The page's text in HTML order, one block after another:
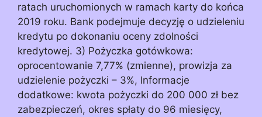
ratach uruchomionych w ramach karty do końca
2019 roku. Bank podejmuje decyzję o udzieleniu
kredytu po dokonaniu oceny zdolności
kredytowej. 3) Pożyczka gotówkowa:
oprocentowanie 7,77% (zmienne), prowizja za
udzielenie pożyczki – 3%, Informacje
dodatkowe: kwota pożyczki do 200 000 zł bez
zabezpieczeń, okres spłaty do 96 miesięcy,